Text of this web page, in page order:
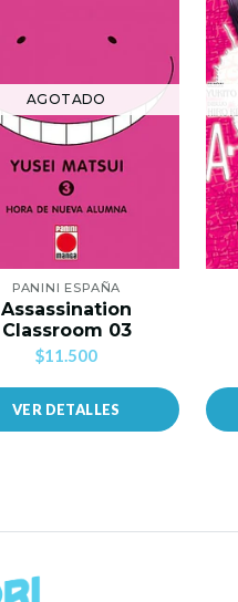
AGOTADO
PANINI ESPAÑA
Assassination
Classroom 03
$11.500
VER DETALLES